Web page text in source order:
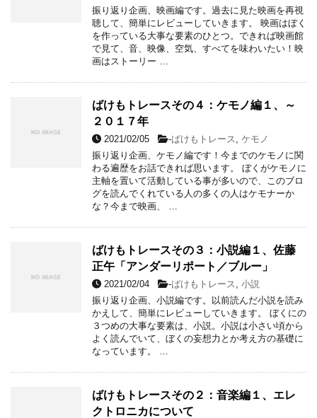
振り返り企画、映画編です。過去に見た映画を再視
聴して、簡単にレビューしていきます。 映画はぼく
を作っている大事な要素のひとつ。できれば映画館
で見て、音、映像、空気、すべてを味わいたい！映
画はストーリー …
ばけもトレースその４：ケモノ編１、～
２０１７年
2021/02/05 -ばけもトレース
ケモノ
振り返り企画、ケモノ編です！今までのケモノに関
わる遍歴をお話できれば思います。 ぼくがケモノに
主軸を置いて活動している事が多いので、このブロ
グを読んでくれている人の多くの人はケモナーか
な？今まで映画、 …
ばけもトレースその３：小説編１、佐藤
正午「アンダーリポート／ブルー」
2021/02/04 -ばけもトレース
小説
振り返り企画、小説編です。以前読んだ小説を読み
かえして、簡単にレビューしていきます。 ぼくにの
３つめの大事な要素は、小説。小説は小さい頃から
よく読んでいて、ぼくの妄想力とか考え方の基礎に
なっています。 …
ばけもトレースその２：音楽編１、エレ
クトロニカについて